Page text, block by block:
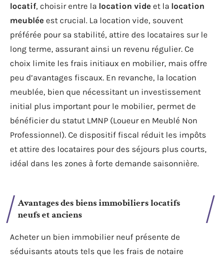
locatif, choisir entre la location vide et la location
meublée est crucial. La location vide, souvent
préférée pour sa stabilité, attire des locataires sur le
long terme, assurant ainsi un revenu régulier. Ce
choix limite les frais initiaux en mobilier, mais offre
peu d’avantages fiscaux. En revanche, la location
meublée, bien que nécessitant un investissement
initial plus important pour le mobilier, permet de
bénéficier du statut LMNP (Loueur en Meublé Non
Professionnel). Ce dispositif fiscal réduit les impôts
et attire des locataires pour des séjours plus courts,
idéal dans les zones à forte demande saisonnière.
Avantages des biens immobiliers locatifs
neufs et anciens
Acheter un bien immobilier neuf présente de
séduisants atouts tels que les frais de notaire